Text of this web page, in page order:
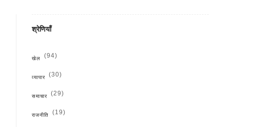
श्रेणियाँ
खेल (94)
व्यापार (30)
समाचार (29)
राजनीति (19)